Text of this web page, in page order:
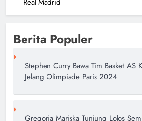
Real Madrid
Berita Populer
Stephen Curry Bawa Tim Basket AS
Jelang Olimpiade Paris 2024
Gregoria Mariska Tunjung Lolos